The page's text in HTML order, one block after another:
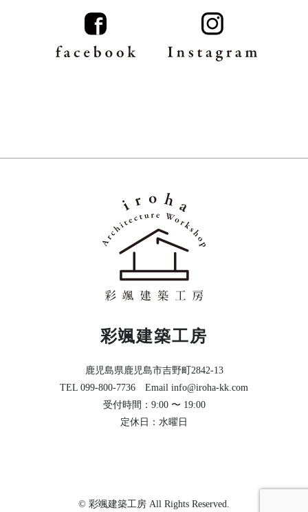
彩颯建築⼯房
⿅児島県⿅児島市吉野町2842-13
TEL 099-800-7736 Email info@iroha-kk.com
受付時間：9:00 〜 19:00
定休日：水曜日
© 彩颯建築⼯房 All Rights Reserved.